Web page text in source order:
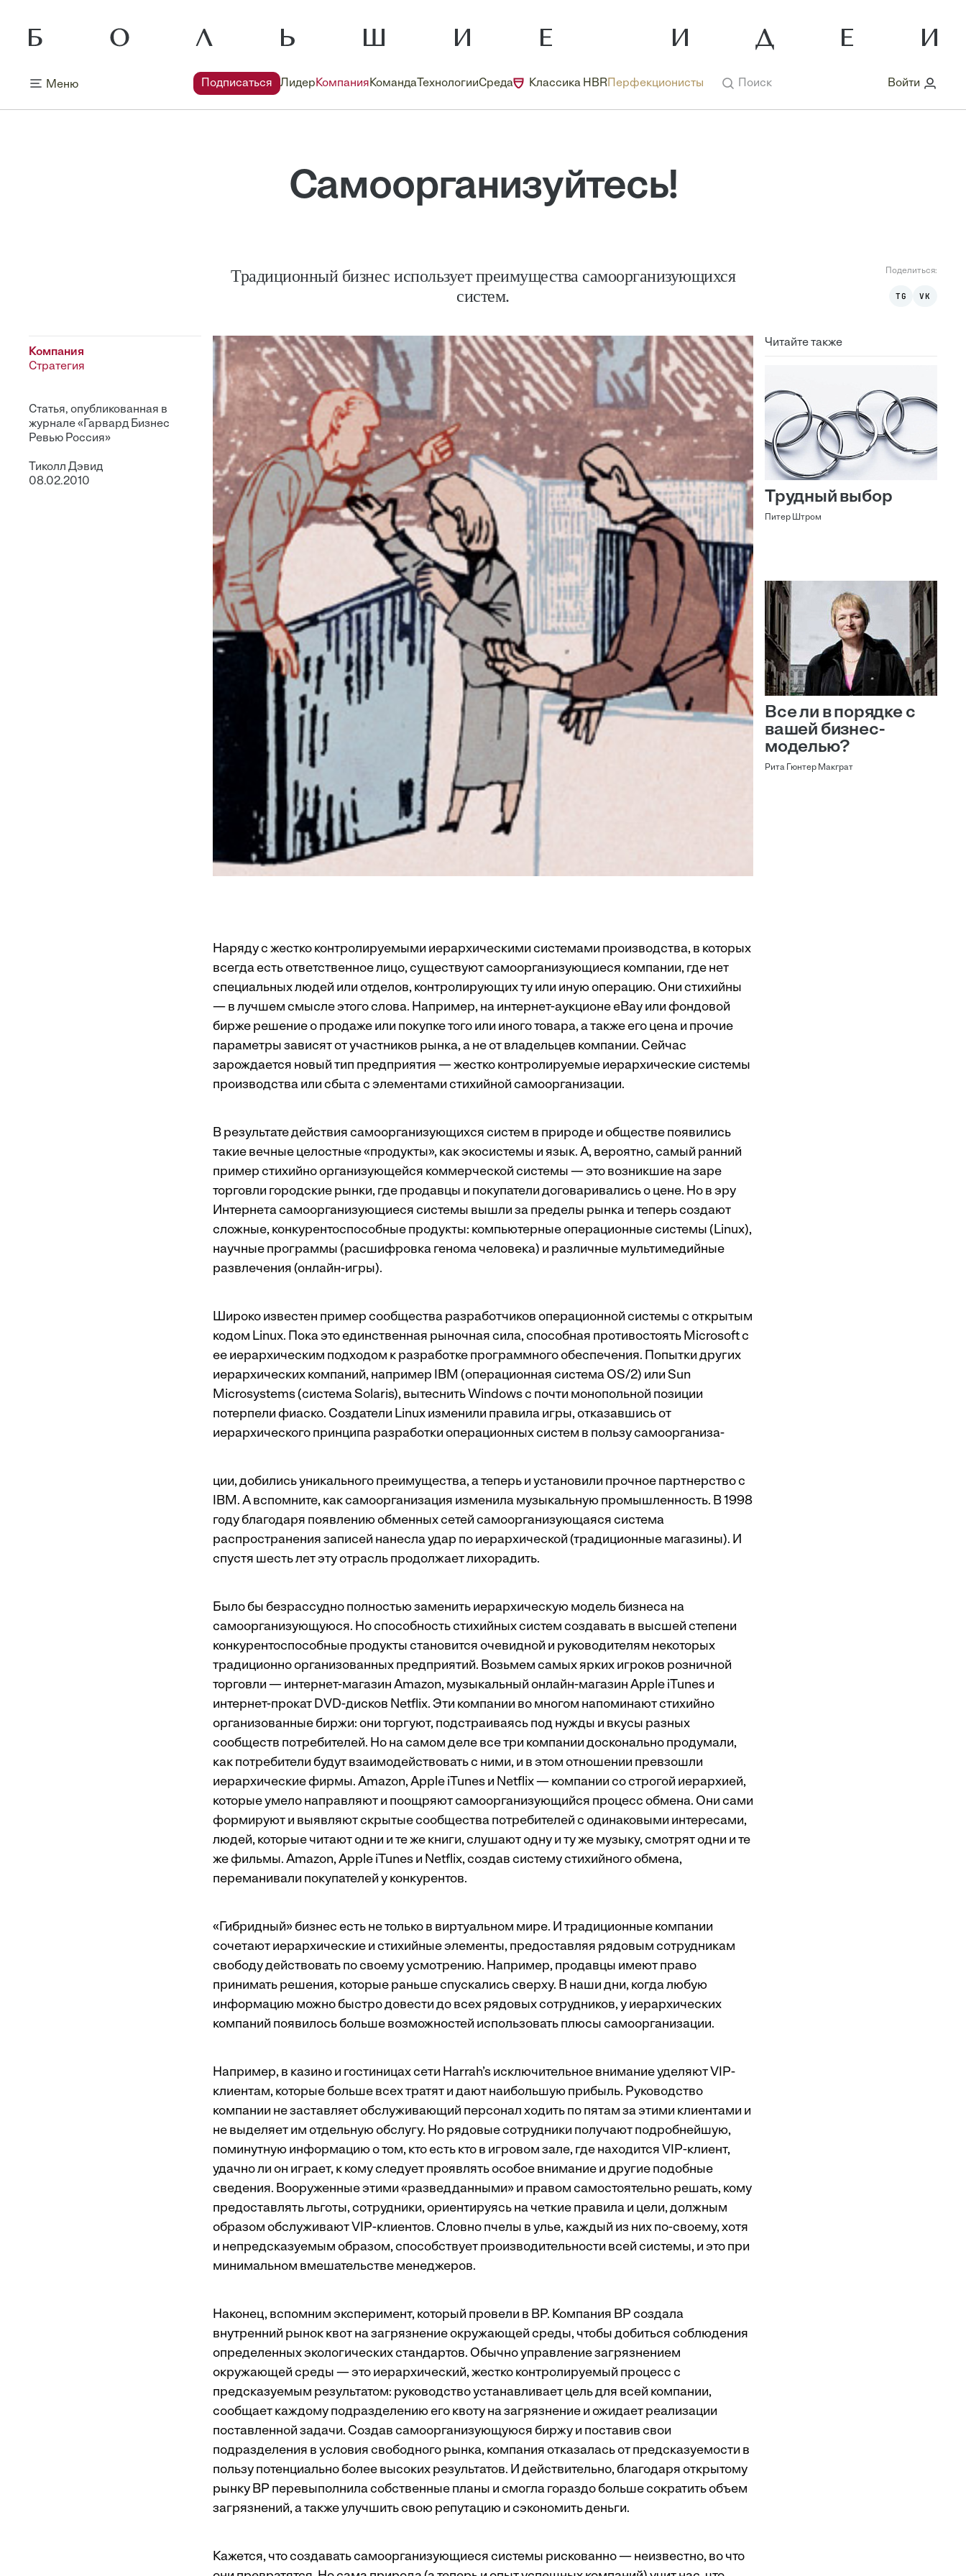
Меню Подписаться ЛидерКомпанияКоманда ТехнологииСреда Классика HBR Перфекционисты Поиск Войти
Самоорганизуйтесь!
Традиционный бизнес использует преимущества самоорганизующихся
систем.
Поделиться:
TG VK
Компания
Стратегия
Статья, опубликованная в
журнале «Гарвард Бизнес
Ревью Россия»
Тиколл Дэвид
08.02.2010
Читайте также
Трудный выбор
Питер Штром
Все ли в порядке с
вашей бизнес-
моделью?
Рита Гюнтер Макграт
Наряду с жестко контролируемыми иерархическими системами производства, в которых
всегда есть ответственное лицо, существуют самоорганизующиеся компании, где нет
специальных людей или отделов, контролирующих ту или иную операцию. Они стихийны
— в лучшем смысле этого слова. Например, на интернет-аукционе eBay или фондовой
бирже решение о продаже или покупке того или иного товара, а также его цена и прочие
параметры зависят от участников рынка, а не от владельцев компании. Сейчас
зарождается новый тип предприятия — жестко контролируемые иерархические системы
производства или сбыта с элементами стихийной самоорганизации.
В результате действия самоорганизующихся систем в природе и обществе появились
такие вечные целостные «продукты», как экосистемы и язык. А, вероятно, самый ранний
пример стихийно организующейся коммерческой системы — это возникшие на заре
торговли городские рынки, где продавцы и покупатели договаривались о цене. Но в эру
Интернета самоорганизующиеся системы вышли за пределы рынка и теперь создают
сложные, конкурентоспособные продукты: компьютерные операционные системы (Linux),
научные программы (расшифровка генома человека) и различные мультимедийные
развлечения (онлайн-игры).
Широко известен пример сообщества разработчиков операционной системы с открытым
кодом Linux. Пока это единственная рыночная сила, способная противостоять Microsoft с
ее иерархическим подходом к разработке программного обеспечения. Попытки других
иерархических компаний, например IBM (операционная система OS/2) или Sun
Microsystems (система Solaris), вытеснить Windows с почти монопольной позиции
потерпели фиаско. Создатели Linux изменили правила игры, отказавшись от
иерархического принципа разработки операционных систем в пользу самоорганиза-
ции, добились уникального преимущества, а теперь и установили прочное партнерство с
IBM. А вспомните, как самоорганизация изменила музыкальную промышленность. В 1998
году благодаря появлению обменных сетей самоорганизующаяся система
распространения записей нанесла удар по иерархической (традиционные магазины). И
спустя шесть лет эту отрасль продолжает лихорадить.
Было бы безрассудно полностью заменить иерархическую модель бизнеса на
самоорганизующуюся. Но способность стихийных систем создавать в высшей степени
конкурентоспособные продукты становится очевидной и руководителям некоторых
традиционно организованных предприятий. Возьмем самых ярких игроков розничной
торговли — интернет-магазин Amazon, музыкальный онлайн-магазин Apple iTunes и
интернет-прокат DVD-дисков Netflix. Эти компании во многом напоминают стихийно
организованные биржи: они торгуют, подстраиваясь под нужды и вкусы разных
сообществ потребителей. Но на самом деле все три компании досконально продумали,
как потребители будут взаимодействовать с ними, и в этом отношении превзошли
иерархические фирмы. Amazon, Apple iTunes и Netflix — компании со строгой иерархией,
которые умело направляют и поощряют самоорганизующийся процесс обмена. Они сами
формируют и выявляют скрытые сообщества потребителей с одинаковыми интересами,
людей, которые читают одни и те же книги, слушают одну и ту же музыку, смотрят одни и те
же фильмы. Amazon, Apple iTunes и Netflix, создав систему стихийного обмена,
переманивали покупателей у конкурентов.
«Гибридный» бизнес есть не только в виртуальном мире. И традиционные компании
сочетают иерархические и стихийные элементы, предоставляя рядовым сотрудникам
свободу действовать по своему усмотрению. Например, продавцы имеют право
принимать решения, которые раньше спускались сверху. В наши дни, когда любую
информацию можно быстро довести до всех рядовых сотрудников, у иерархических
компаний появилось больше возможностей использовать плюсы самоорганизации.
Например, в казино и гостиницах сети Harrah’s исключительное внимание уделяют VIP-
клиентам, которые больше всех тратят и дают наибольшую прибыль. Руководство
компании не заставляет обслуживающий персонал ходить по пятам за этими клиентами и
не выделяет им отдельную обслугу. Но рядовые сотрудники получают подробнейшую,
поминутную информацию о том, кто есть кто в игровом зале, где находится VIP-клиент,
удачно ли он играет, к кому следует проявлять особое внимание и другие подобные
сведения. Вооруженные этими «разведданными» и правом самостоятельно решать, кому
предоставлять льготы, сотрудники, ориентируясь на четкие правила и цели, должным
образом обслуживают VIP-клиентов. Словно пчелы в улье, каждый из них по-своему, хотя
и непредсказуемым образом, способствует производительности всей системы, и это при
минимальном вмешательстве менеджеров.
Наконец, вспомним эксперимент, который провели в BP. Компания BP создала
внутренний рынок квот на загрязнение окружающей среды, чтобы добиться соблюдения
определенных экологических стандартов. Обычно управление загрязнением
окружающей среды — это иерархический, жестко контролируемый процесс с
предсказуемым результатом: руководство устанавливает цель для всей компании,
сообщает каждому подразделению его квоту на загрязнение и ожидает реализации
поставленной задачи. Создав самоорганизующуюся биржу и поставив свои
подразделения в условия свободного рынка, компания отказалась от предсказуемости в
пользу потенциально более высоких результатов. И действительно, благодаря открытому
рынку BP перевыполнила собственные планы и смогла гораздо больше сократить объем
загрязнений, а также улучшить свою репутацию и сэкономить деньги.
Кажется, что создавать самоорганизующиеся системы рискованно — неизвестно, во что